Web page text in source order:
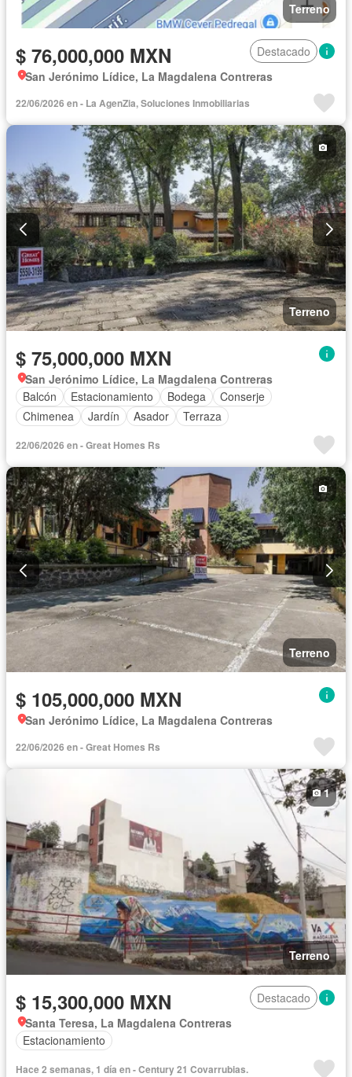
Terreno
$ 76,000,000 MXN
Destacado
San Jerónimo Lídice, La Magdalena Contreras
22/06/2026 en - La AgenZia, Soluciones Inmobiliarias
Terreno
$ 75,000,000 MXN
San Jerónimo Lídice, La Magdalena Contreras
Balcón
Estacionamiento Bodega
Conserje
Chimenea
Jardín Asador Terraza
22/06/2026 en - Great Homes Rs
Terreno
$ 105,000,000 MXN
San Jerónimo Lídice, La Magdalena Contreras
22/06/2026 en - Great Homes Rs
Terreno
1
$ 15,300,000 MXN
Destacado
Santa Teresa, La Magdalena Contreras
Estacionamiento
Hace 2 semanas, 1 día en - Century 21 Covarrubias.